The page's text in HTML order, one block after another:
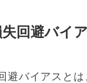
回避バイ
避バイアスと